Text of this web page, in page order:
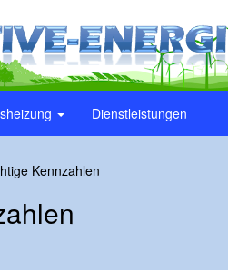
Dienstleistungen
Kennzahlen